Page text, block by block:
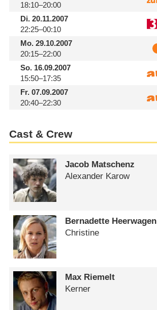
18:10–20:00
Di.20.11.2007
22:25–00:10
Mo.29.10.2007
20:15–22:00
So.16.09.2007
15:50–17:35
Fr.07.09.2007
20:40–22:30
Cast & Crew
Jacob Matschenz
Alexander Karow
Bernadette Heerwagen
Christine
Max Riemelt
Kerner